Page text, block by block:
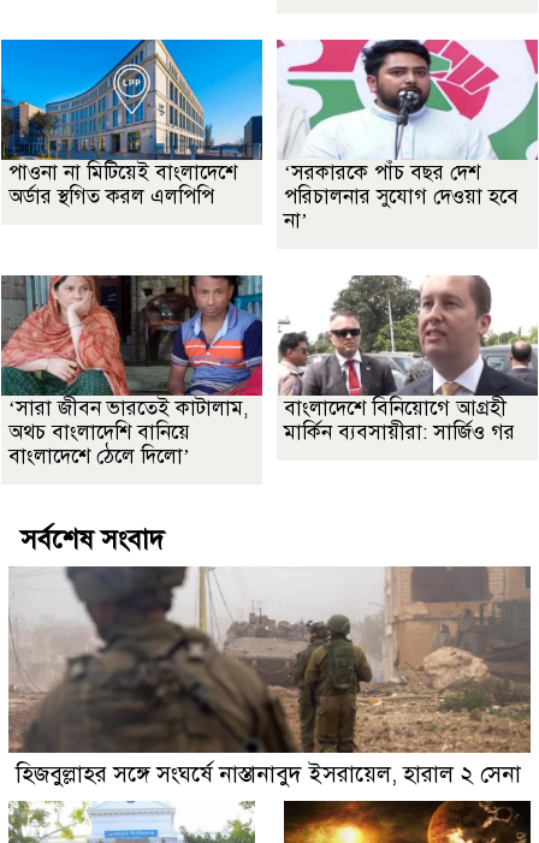
পাওনা না মিটিয়েই বাংলাদেশে
অর্ডার স্থগিত করল এলপিপি
‘সরকারকে পাঁচ বছর দেশ
পরিচালনার সুযোগ দেওয়া হবে
না’
‘সারা জীবন ভারতেই কাটালাম,
অথচ বাংলাদেশি বানিয়ে
বাংলাদেশে ঠেলে দিলো’
বাংলাদেশে বিনিয়োগে আগ্রহী
মার্কিন ব্যবসায়ীরা: সার্জিও গর
সর্বশেষ সংবাদ
হিজবুল্লাহর সঙ্গে সংঘর্ষে নাস্তানাবুদ ইসরায়েল, হারাল ২ সেনা